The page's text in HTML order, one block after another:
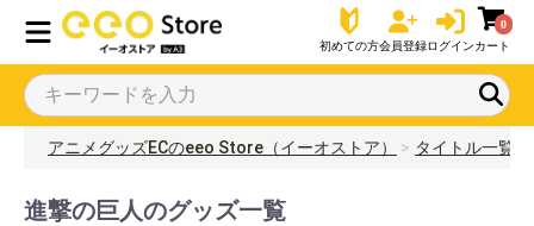
初めての方会員登録ログイン
0
カート
アニメグッズECのeeo Store（イーオストア） タイトル一覧
進撃の巨人のグッズ一覧